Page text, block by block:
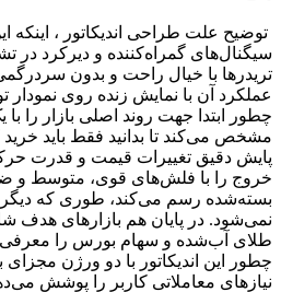
توضیح علت طراحی اندیکاتور ، اینکه
سیگنال‌های گمراه‌کننده و دیرکرد در
تریدرها با خیال راحت و بدون
عملکرد آن با نمایش زنده روی نمودار
چطور ابتدا جهت روند اصلی بازار را
مشخص می‌کند تا بدانید فقط باید
پایش دقیق تغییرات قیمت و قدرت
خروج را با فلش‌های قوی، متوسط و
بسته‌شده رسم می‌کند، طوری که دیگر
نمی‌شود. در پایان هم بازارهای هدف
طلای آب‌شده و سهام بورس را
چطور این اندیکاتور با دو ورژن
نیازهای معاملاتی کاربر را پوشش